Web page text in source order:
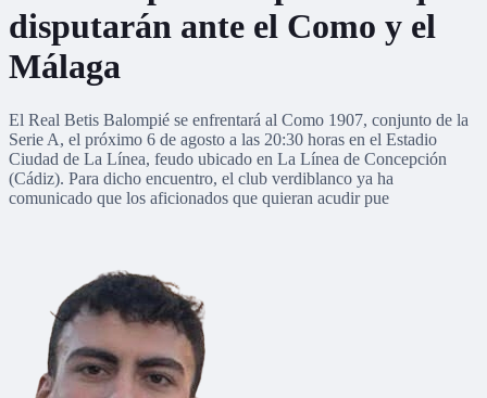
disputarán ante el Como y el
Málaga
El Real Betis Balompié se enfrentará al Como 1907, conjunto de la
Serie A, el próximo 6 de agosto a las 20:30 horas en el Estadio
Ciudad de La Línea, feudo ubicado en La Línea de Concepción
(Cádiz). Para dicho encuentro, el club verdiblanco ya ha
comunicado que los aficionados que quieran acudir pue